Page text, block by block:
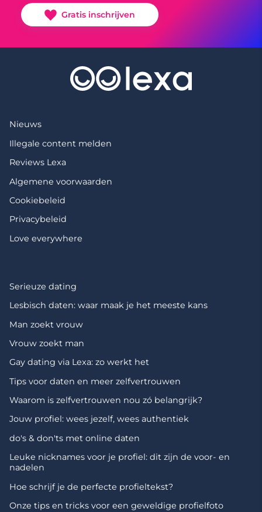
Gratis inschrijven
Nieuws
Illegale content melden
Reviews Lexa
Algemene voorwaarden
Cookiebeleid
Privacybeleid
Love everywhere
Serieuze dating
Lesbisch daten: waar maak je het meeste kans
Man zoekt vrouw
Vrouw zoekt man
Gay dating via Lexa: zo werkt het
Tips voor daten en meer zelfvertrouwen
Waarom is zelfvertrouwen nou zó belangrijk?
Jouw profiel: wees jezelf, wees authentiek
do's & don'ts met online daten
Leuke nicknames voor je profiel: dit zijn de voor- en
nadelen
Hoe schrijf je de perfecte profieltekst?
Onze tips en tricks voor een geweldige profielfoto